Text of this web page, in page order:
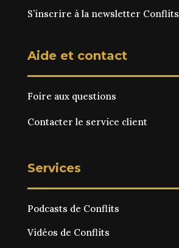
S’inscrire à la newsletter Conflits
Aide et contact
Foire aux questions
Contacter le service client
Services
Podcasts de Conflits
Vidéos de Conflits